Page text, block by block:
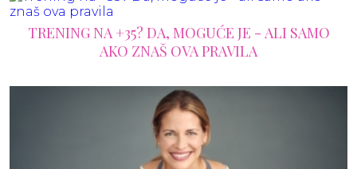
TRENING NA +35? DA, MOGUĆE JE - ALI SAMO
AKO ZNAŠ OVA PRAVILA